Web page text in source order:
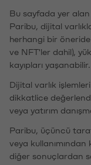
Bu sayfada yer alan
Paribu, dijital
herhangi bir
ve NFT'ler dahil),
kayıpları yaşanabilir.
Dijital varlık
dikkatlice
veya yatırım
Paribu, üçüncü
veya
diğer sonuçlardan